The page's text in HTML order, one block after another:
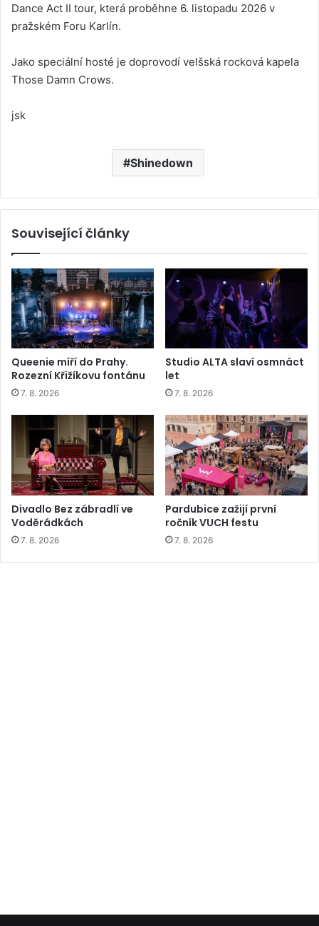
Dance Act II tour, která proběhne 6. listopadu 2026 v
pražském Foru Karlín.
Jako speciální hosté je doprovodí velšská rocková kapela
Those Damn Crows.
jsk
Shinedown
Související články
Queenie míří do Prahy.
Rozezní Křižíkovu fontánu
7. 8. 2026
Studio ALTA slaví osmnáct
let
7. 8. 2026
Divadlo Bez zábradlí ve
Voděrádkách
7. 8. 2026
Pardubice zažijí první
ročník VUCH festu
7. 8. 2026